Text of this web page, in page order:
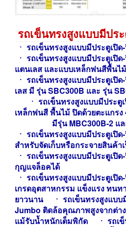
รถเข็นทรงสูงแบบมีปร
ㆍ รถเข็นทรงสูงแบบมีประตูเปิ
ㆍ รถเข็นทรงสูงแบบมีประตูเปิ
แตนเลส และแบบเหล็กพ่นสีพื้นไ
ㆍ รถเข็นทรงสูงแบบมีประตูเปิ
เลส มี รุ่น SBC300B และ รุ่น
ㆍ รถเข็นทรงสูงแบบมีประตู
เหล็กพ่นสี พื้นไม้ ปิดด้ว
มีรุ่น MBC300B-2 และรุ่
ㆍ รถเข็นทรงสูงแบบมีประตูเปิด
สำหรับจัดเก็บหรือกระจายสินค้
ㆍ รถเข็นทรงสูงแบบมีประตูเปิ
กุญแจล็อคได้
ㆍ รถเข็นทรงสูงแบบมีประตูเปิด
เกรดอุตสาหกรรม แข็งแรง ทนท
ยาวนาน
ㆍ รถเข็นทรงสูงแบบ
Jumbo ติดล้อคุณภาพสูงจากต่า
แม้รับน้ำหนักเต็มพิกัด
ㆍ รถเ